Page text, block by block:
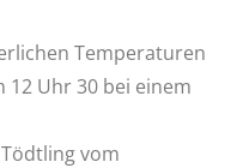
Temperaturen
Uhr 30 bei einem
vom